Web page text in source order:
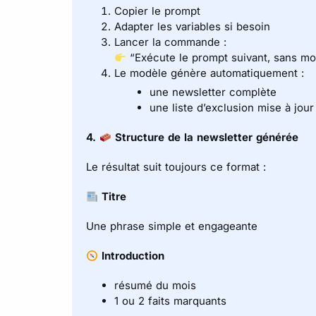
Copier le prompt
Adapter les variables si besoin
Lancer la commande :
“Exécute le prompt suivant, sans
Le modèle génère automatiquement :
une newsletter complète
une liste d’exclusion mise à jour
4. Structure de la newsletter générée
Le résultat suit toujours ce format :
Titre
Une phrase simple et engageante
Introduction
résumé du mois
1 ou 2 faits marquants